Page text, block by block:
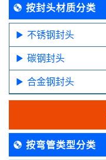
按封头材质分类
不锈钢封头
碳钢封头
合金钢封头
按弯管类型分类